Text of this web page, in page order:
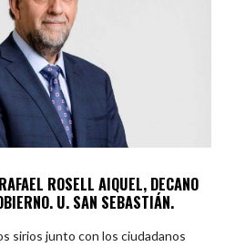
ROSELL AIQUEL, DECANO
U. SAN SEBASTIÁN.
sirios junto con los ciudadanos